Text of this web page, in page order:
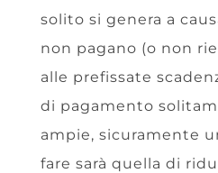
solito si genera a
non pagano (o non
alle prefissate
di pagamento
ampie, sicuramente
fare sarà quella di